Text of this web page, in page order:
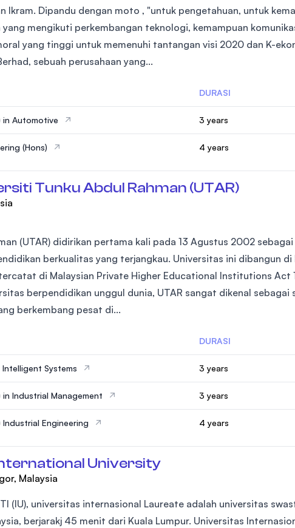
Ikram. Dipandu dengan moto , "untuk pengetahuan, untuk
mengikuti perkembangan teknologi, kemampuan
yang tinggi untuk memenuhi tantangan visi 2020 dan K-
sebuah perusahaan yang...
DURASI
in Automotive 3 years
(Hons) 4 years
Tunku Abdul Rahman (UTAR)
(UTAR) didirikan pertama kali pada 13 Agustus 2002
berkualitas yang terjangkau. Universitas ini dibangun di
di Malaysian Private Higher Educational Institutions Act
berpendidikan unggul dunia, UTAR sangat dikenal sebagai
berkembang pesat di...
DURASI
Systems 3 years
Industrial Management 3 years
Engineering 4 years
University
Malaysia
(IU), universitas internasional Laureate adalah universitas
berjarakj 45 menit dari Kuala Lumpur. Universitas